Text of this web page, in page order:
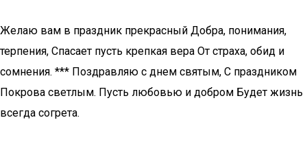
Желаю вам в праздник прекрасный Добра, понимания,
терпения, Спасает пусть крепкая вера От страха, обид и
сомнения. *** Поздравляю с днем святым, С праздником
Покрова светлым. Пусть любовью и добром Будет жизнь
всегда согрета.